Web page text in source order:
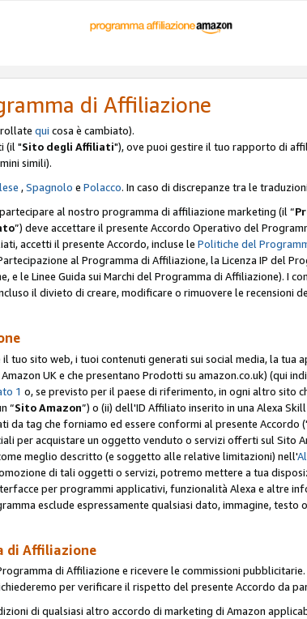
di Affiliazione
qui cosa è cambiato).
(il "Sito degli Affiliati"), ove puoi gestire il tuo rapporto di
simili).
,Spagnolo e Polacco. In caso di discrepanze tra le
al nostro programma di affiliazione marketing (il “
”) deve accettare il presente Accordo Operativo del
accetti il presente Accordo, incluse le Politiche del
al Programma di Affiliazione, la Licenza IP del
e le Linee Guida sui Marchi del Programma di Affiliazione). I
il divieto di creare, modificare o rimuovere le recensioni
tuo sito web, i tuoi contenuti generati sui social media, la
UK e che presentano Prodotti su amazon.co.uk) (qui
1 o, se previsto per il paese di riferimento, in ogni altro sito
“Sito Amazon”) o (ii) dell'ID Affiliato inserito in una Alexa
da tag che forniamo ed essere conformi al presente Accordo
per acquistare un oggetto venduto o servizi offerti sul Sito
meglio descritto (e soggetto alle relative limitazioni) nell'
di tali oggetti o servizi, potremo mettere a tua
per programmi applicativi, funzionalità Alexa e altre
esclude espressamente qualsiasi dato, immagine,
di Affiliazione
di Affiliazione e ricevere le commissioni pubblicitarie.
per verificare il rispetto del presente Accordo da
di qualsiasi altro accordo di marketing di Amazon